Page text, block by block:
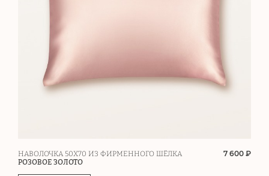
НАВОЛОЧКА 50Х70 ИЗ ФИРМЕННОГО ШЁЛКА
РОЗОВОЕ ЗОЛОТО
7 600 ₽